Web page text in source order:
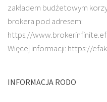
zakładem budżetowym
brokera pod adresem:
https://
Więcej informacji: https://
INFORMACJA RODO